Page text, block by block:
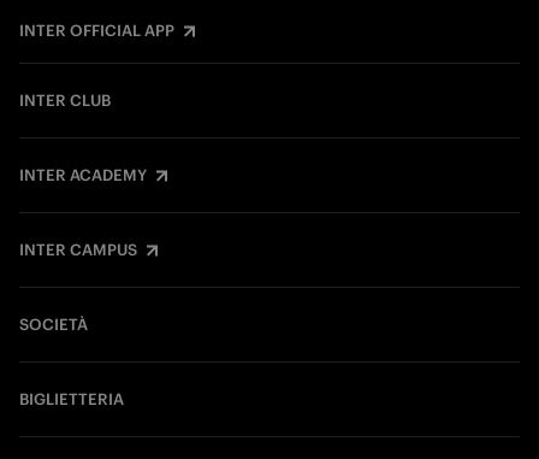
INTER OFFICIAL APP
INTER CLUB
INTER ACADEMY
INTER CAMPUS
SOCIETÀ
BIGLIETTERIA